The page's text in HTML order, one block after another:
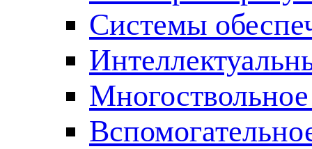
Cистемы